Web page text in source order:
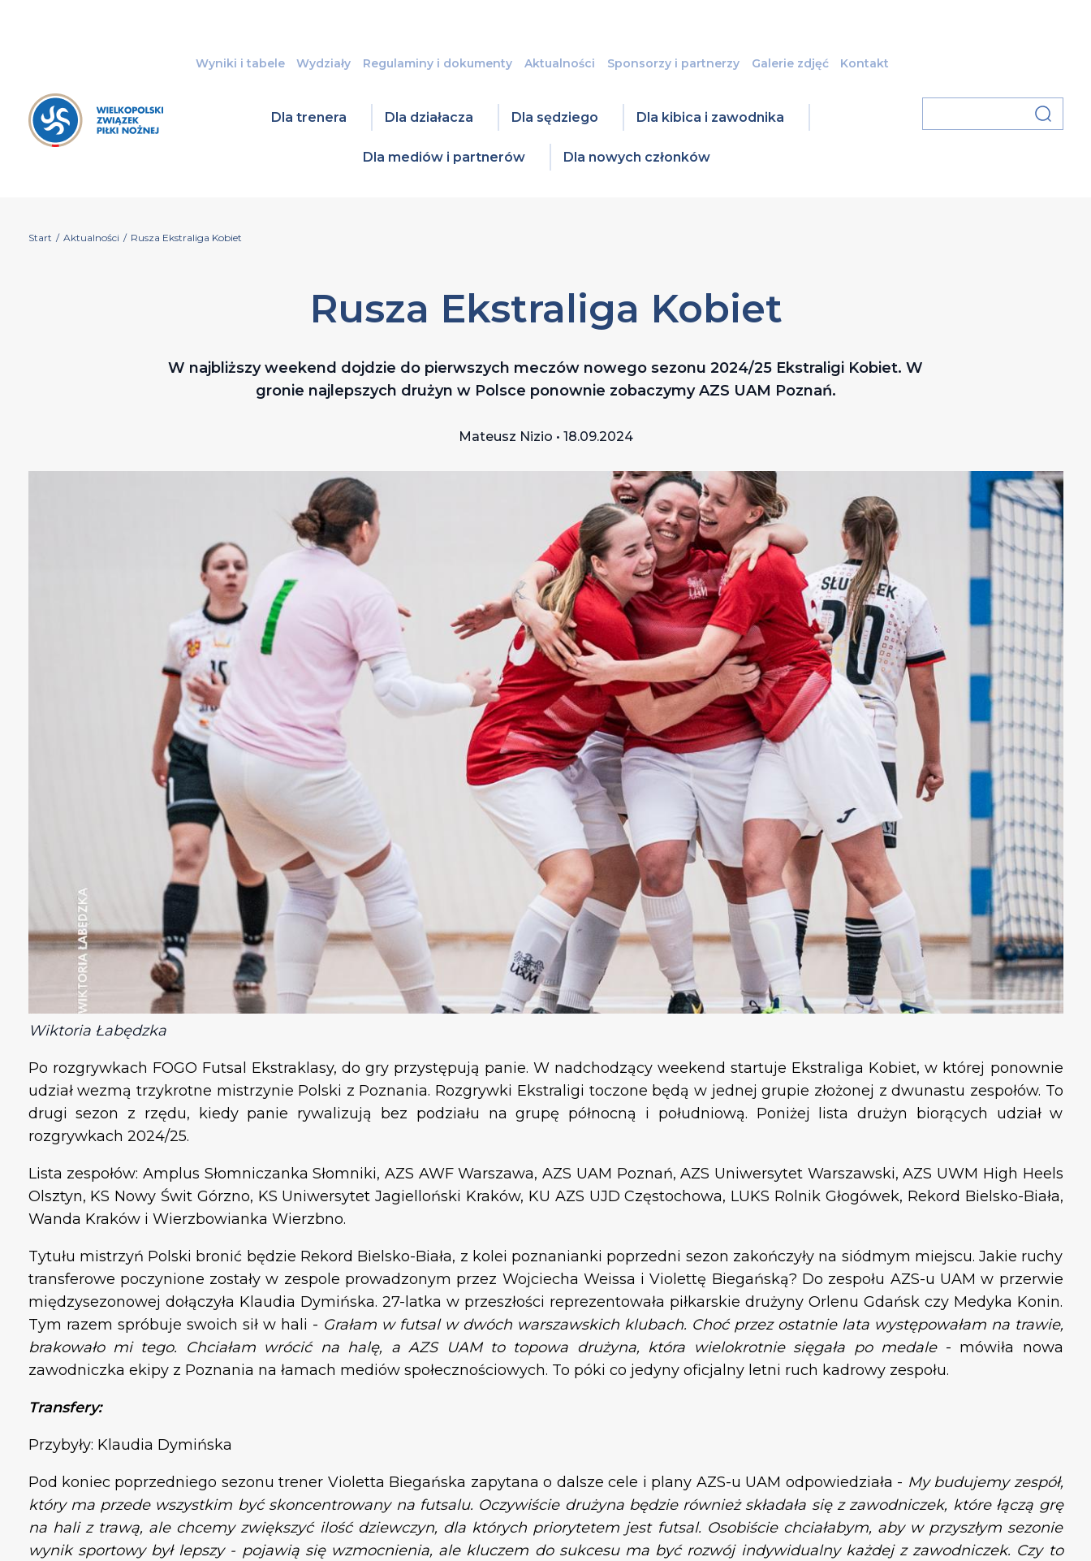
Wyniki i tabele Wydziały Regulaminy i dokumenty Aktualności Sponsorzy i partnerzy Galerie zdjęć Kontakt
Dla trenera Dla działacza Dla sędziego Dla kibica i zawodnika
Dla mediów i partnerów Dla nowych członków
Start / Aktualności / Rusza Ekstraliga Kobiet
Rusza Ekstraliga Kobiet
W najbliższy weekend dojdzie do pierwszych meczów nowego sezonu 2024/25 Ekstraligi Kobiet. W
gronie najlepszych drużyn w Polsce ponownie zobaczymy AZS UAM Poznań.
Mateusz Nizio • 18.09.2024
Wiktoria Łabędzka
Po rozgrywkach FOGO Futsal Ekstraklasy, do gry przystępują panie. W nadchodzący weekend startuje Ekstraliga Kobiet, w której ponownie
udział wezmą trzykrotne mistrzynie Polski z Poznania. Rozgrywki Ekstraligi toczone będą w jednej grupie złożonej z dwunastu zespołów. To
drugi sezon z rzędu, kiedy panie rywalizują bez podziału na grupę północną i południową. Poniżej lista drużyn biorących udział w
rozgrywkach 2024/25.
Lista zespołów: Amplus Słomniczanka Słomniki, AZS AWF Warszawa, AZS UAM Poznań, AZS Uniwersytet Warszawski, AZS UWM High Heels
Olsztyn, KS Nowy Świt Górzno, KS Uniwersytet Jagielloński Kraków, KU AZS UJD Częstochowa, LUKS Rolnik Głogówek, Rekord Bielsko-Biała,
Wanda Kraków i Wierzbowianka Wierzbno.
Tytułu mistrzyń Polski bronić będzie Rekord Bielsko-Biała, z kolei poznanianki poprzedni sezon zakończyły na siódmym miejscu. Jakie ruchy
transferowe poczynione zostały w zespole prowadzonym przez Wojciecha Weissa i Violettę Biegańską? Do zespołu AZS-u UAM w przerwie
międzysezonowej dołączyła Klaudia Dymińska. 27-latka w przeszłości reprezentowała piłkarskie drużyny Orlenu Gdańsk czy Medyka Konin.
Tym razem spróbuje swoich sił w hali - Grałam w futsal w dwóch warszawskich klubach. Choć przez ostatnie lata występowałam na trawie,
brakowało mi tego. Chciałam wrócić na halę, a AZS UAM to topowa drużyna, która wielokrotnie sięgała po medale- mówiła nowa
zawodniczka ekipy z Poznania na łamach mediów społecznościowych. To póki co jedyny oficjalny letni ruch kadrowy zespołu.
Transfery:
Przybyły: Klaudia Dymińska
Pod koniec poprzedniego sezonu trener Violetta Biegańska zapytana o dalsze cele i plany AZS-u UAM odpowiedziała - My budujemy zespół,
który ma przede wszystkim być skoncentrowany na futsalu. Oczywiście drużyna będzie również składała się z zawodniczek, które łączą grę
na hali z trawą, ale chcemy zwiększyć ilość dziewczyn, dla których priorytetem jest futsal. Osobiście chciałabym, aby w przyszłym sezonie
wynik sportowy był lepszy - pojawią się wzmocnienia, ale kluczem do sukcesu ma być rozwój indywidualny każdej z zawodniczek. Czy to